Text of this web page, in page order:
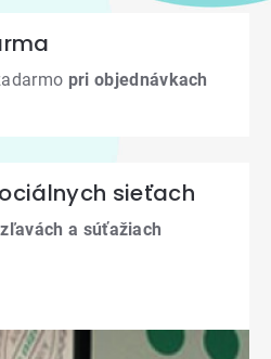
pri objednávkach
sieťach
a súťažiach